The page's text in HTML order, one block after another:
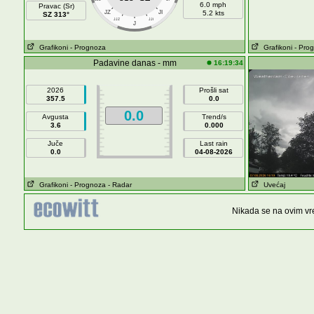
Pravac (Sr)
SZ 313°
JZ JI
JJZ JJI
J
6.0 mph
5.2 kts
Grafikoni - Prognoza Grafikoni -
Padavine danas - mm 16:19:34
2026
357.5
Avgusta
3.6
Juče
0.0
0.0
Prošli sat
0.0
Trend/s
0.000
Last rain
04-08-2026
Grafikoni - Prognoza - Radar Uvećaj
Nikada se na ovim